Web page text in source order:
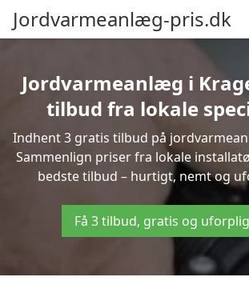
Jordvarmeanlæg-pris.dk
Jordvarmeanlæg i
tilbud fra lokale
Indhent 3 gratis tilbud på
Sammenlign priser fra lokale
bedste tilbud – hurtigt, nemt og
Få 3 tilbud, gratis og